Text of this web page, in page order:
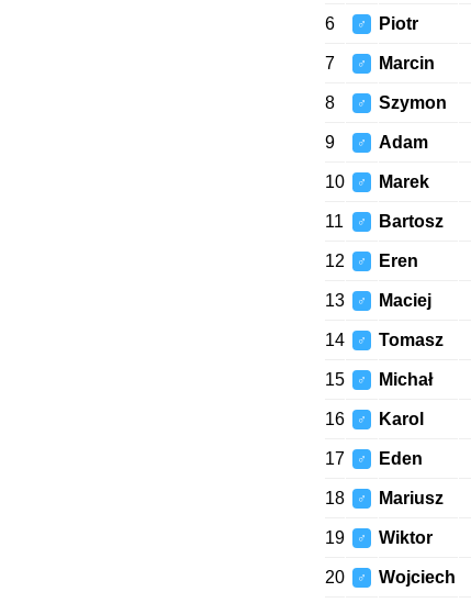
6 ♂ Piotr
7 ♂ Marcin
8 ♂ Szymon
9 ♂ Adam
10 ♂ Marek
11 ♂ Bartosz
12 ♂ Eren
13 ♂ Maciej
14 ♂ Tomasz
15 ♂ Michał
16 ♂ Karol
17 ♂ Eden
18 ♂ Mariusz
19 ♂ Wiktor
20 ♂ Wojciech